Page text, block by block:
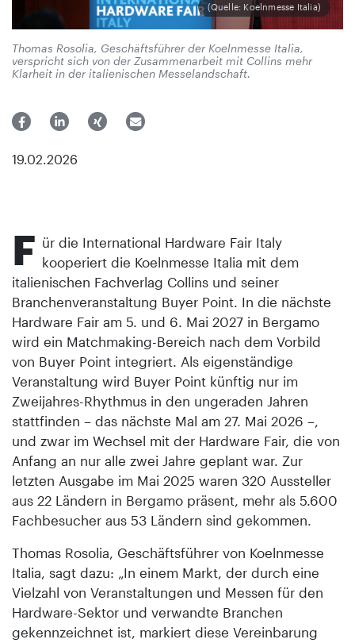
(Quelle: Koelnmesse Italia)
Thomas Rosolia, Geschäftsführer der Koelnmesse Italia,
verspricht sich von der Zusammenarbeit mit Collins mehr
Klarheit in der italienischen Messelandschaft.
19.02.2026
F ür die International Hardware Fair Italy
kooperiert die Koelnmesse Italia mit dem
italienischen Fachverlag Collins und seiner
Branchenveranstaltung Buyer Point. In die nächste
Hardware Fair am 5. und 6. Mai 2027 in Bergamo
wird ein Matchmaking-Bereich nach dem Vorbild
von Buyer Point integriert. Als eigenständige
Veranstaltung wird Buyer Point künftig nur im
Zweijahres-Rhythmus in den ungeraden Jahren
stattfinden – das nächste Mal am 27. Mai 2026 –,
und zwar im Wechsel mit der Hardware Fair, die von
Anfang an nur alle zwei Jahre geplant war. Zur
letzten Ausgabe im Mai 2025 waren 320 Aussteller
aus 22 Ländern in Bergamo präsent, mehr als 5.600
Fachbesucher aus 53 Ländern sind gekommen.
Thomas Rosolia, Geschäftsführer von Koelnmesse
Italia, sagt dazu: „In einem Markt, der durch eine
Vielzahl von Veranstaltungen und Messen für den
Hardware-Sektor und verwandte Branchen
gekennzeichnet ist, markiert diese Vereinbarung